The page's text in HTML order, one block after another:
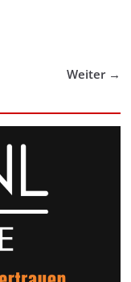
Weiter →